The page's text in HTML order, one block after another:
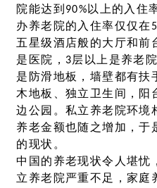
院能达到90%以上的入住
办养老院的入住率仅仅在
五星级酒店般的大厅和前
是医院，3层以上是养老
是防滑地板，墙壁都有扶
木地板、独立卫生间，阳
边公园。私立养老院环境
养老金额也随之增加，于
的现状。
中国的养老现状令人堪忧
立养老院严重不足，家庭